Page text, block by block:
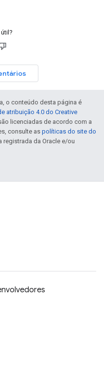
o conteúdo desta página é
atribuição 4.0 do Creative
licenciadas de acordo com a
consulte as políticas do site do
registrada da Oracle e/ou